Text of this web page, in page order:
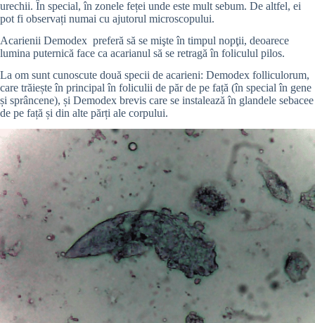
urechii. În special, în zonele feței unde este mult sebum. De altfel, ei
pot fi observați numai cu ajutorul microscopului.
Acarienii Demodex preferă să se mişte în timpul nopţii, deoarece
lumina puternică face ca acarianul să se retragă în foliculul pilos.
La om sunt cunoscute două specii de acarieni: Demodex folliculorum,
care trăiește în principal în foliculii de păr de pe față (în special în gene
și sprâncene), și Demodex brevis care se instalează în glandele sebacee
de pe față și din alte părți ale corpului.